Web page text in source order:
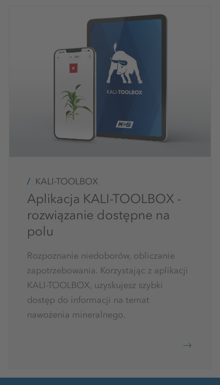
KALI-TOOLBOX
Aplikacja KALI-TOOLBOX -
rozwiązanie dostępne na
polu
Rozpoznanie niedoborów, obliczanie
zapotrzebowania. Korzystając z aplikacji
KALI-TOOLBOX, uzyskujesz szybki
dostęp do informacji na temat
nawożenia mineralnego.